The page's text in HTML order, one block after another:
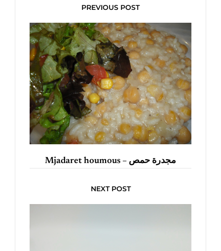
PREVIOUS POST
Mjadaret houmous – مجدرة حمص
NEXT POST